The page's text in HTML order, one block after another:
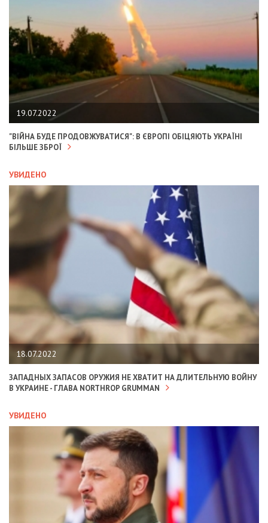
19.07.2022
"ВІЙНА БУДЕ ПРОДОВЖУВАТИСЯ": В ЄВРОПІ ОБІЦЯЮТЬ УКРАЇНІ
БІЛЬШЕ ЗБРОЇ
УВИДЕНО
18.07.2022
ЗАПАДНЫХ ЗАПАСОВ ОРУЖИЯ НЕ ХВАТИТ НА ДЛИТЕЛЬНУЮ ВОЙНУ
В УКРАИНЕ - ГЛАВА NORTHROP GRUMMAN
УВИДЕНО